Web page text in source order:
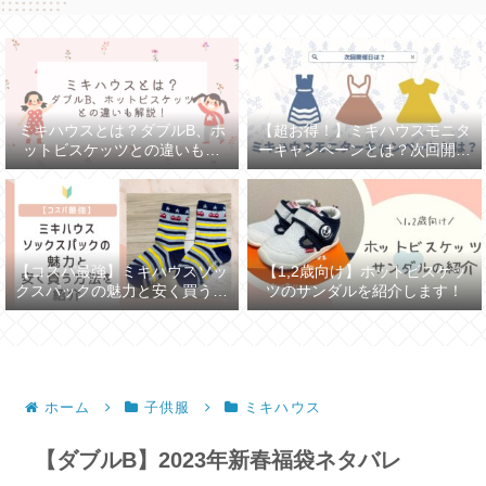
ミキハウスとは？ダブルB、ホ
ットビスケッツとの違いも解
説！
【超お得！】ミキハウスモニタ
ーキャンペーンとは？次回開催
日は？
【コスパ最強】ミキハウスソッ
クスパックの魅力と安く買う方
法を紹介
【1,2歳向け】ホットビスケッ
ツのサンダルを紹介します！
ホーム 子供服 ミキハウス
【ダブルB】2023年新春福袋ネタバレ